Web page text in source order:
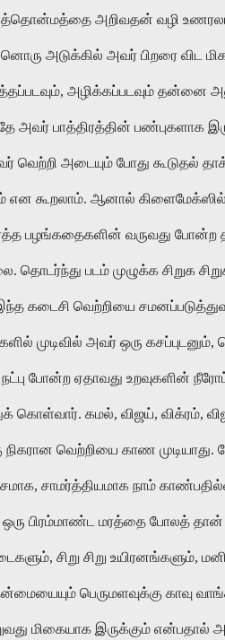
அறிவதன் வழி
அடுக்கில் அவர் பிறரை விட
அழிக்கப்படவும் தன்னை
அவர் பாத்திரத்தின் பண்புகளாக
வெற்றி அடையும் போது கூடுதல்
கூறலாம். ஆனால் கிளைமேக்ஸில்
பழங்கதைகளின் வருவது
தொடர்ந்து படம் முழுக்க சிறுக
கடைசி வெற்றியை
முடிவில் அவர் ஒரு கசப்புடனும்,
போன்ற ஏதாவது உறவுகளின்
கொள்வார். கமல், விஜய், விக்ரம்,
வெற்றியை காண முடியாது.
சாமர்த்தியமாக நாம்
பிரம்மாண்ட மரத்தை போலத் தான்
சிறு சிறு உயிரனங்களும்,
பெருமளவுக்கு காவு
மிகையாக இருக்கும்